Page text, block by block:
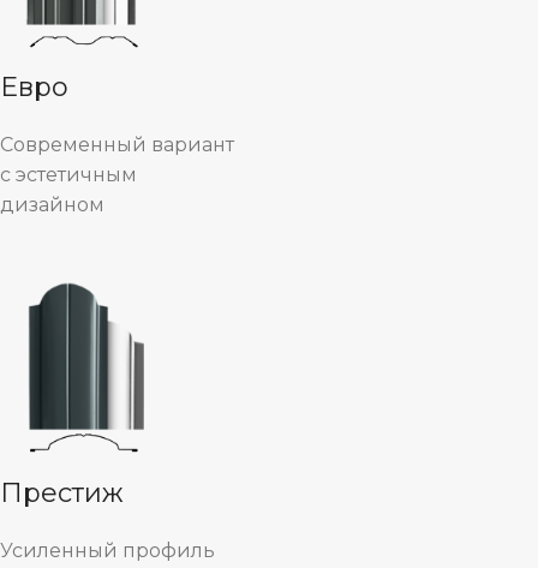
Евро
Современный вариант
с эстетичным
дизайном
Престиж
Усиленный профиль